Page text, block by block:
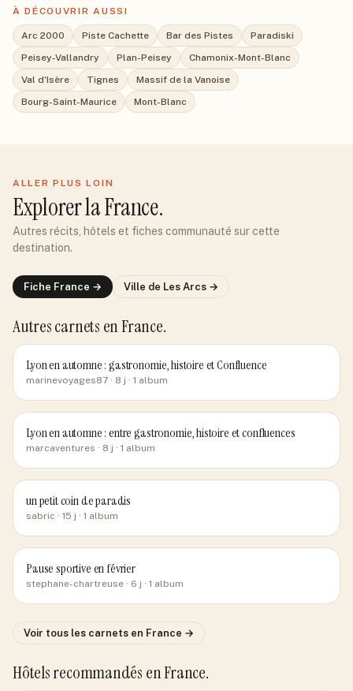
À DÉCOUVRIR AUSSI
Arc 2000 Piste Cachette Bar des Pistes
Paradiski
Peisey-Vallandry
Plan-Peisey
Chamonix-Mont-Blanc
Val d'Isère
Tignes
Massif de la Vanoise
Bourg-Saint-Maurice
Mont-Blanc
ALLER PLUS LOIN
Explorerla France.
Autres récits, hôtels et fiches communauté sur cette
destination.
Fiche France → Ville de Les Arcs →
Autres carnets en France.
Lyon en automne : gastronomie, histoire et Confluence
marinevoyages87 · 8 j · 1 album
Lyon en automne : entre gastronomie, histoire et confluences
marcaventures · 8 j · 1 album
un petit coin de paradis
sabric · 15 j · 1 album
Pause sportive en février
stephane-chartreuse · 6 j · 1 album
Voir tous les carnets en France →
Hôtels recommandés en France.